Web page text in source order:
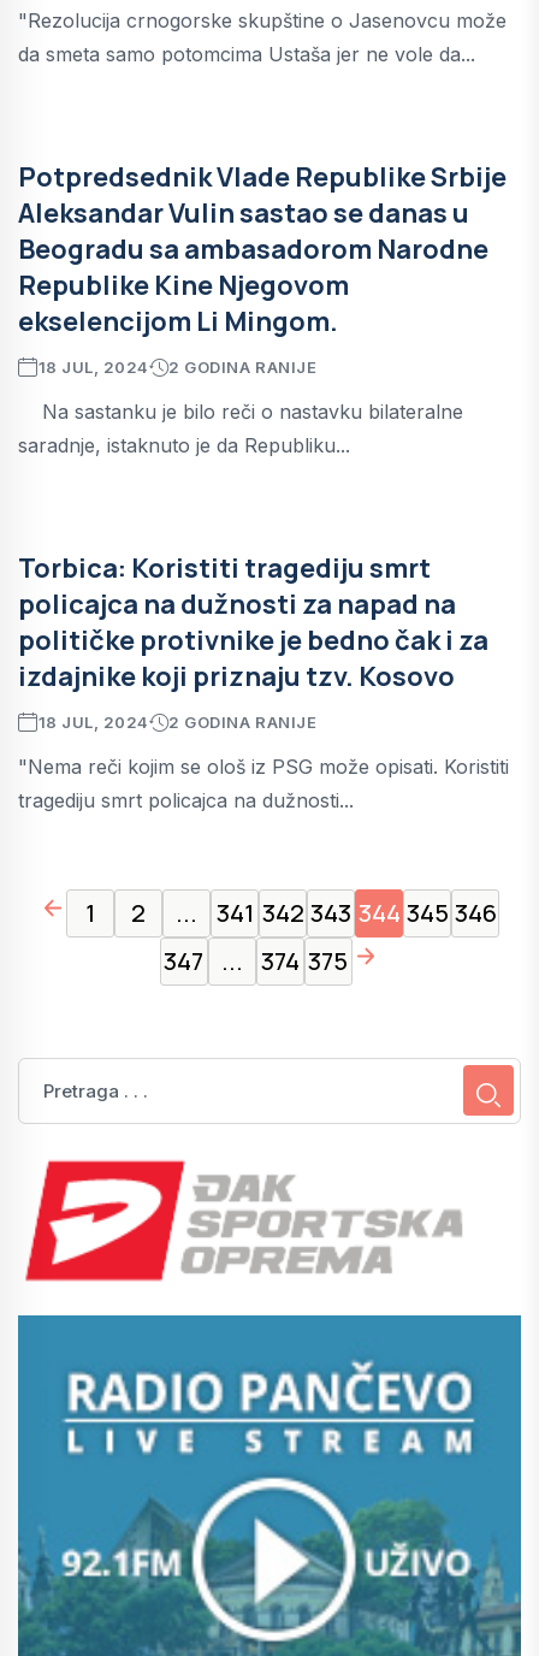
"Rezolucija crnogorske skupštine o Jasenovcu može
da smeta samo potomcima Ustaša jer ne vole da...
Potpredsednik Vlade Republike Srbije
Aleksandar Vulin sastao se danas u
Beogradu sa ambasadorom Narodne
Republike Kine Njegovom
ekselencijom Li Mingom.
18 JUL, 2024 2 GODINA RANIJE
Na sastanku je bilo reči o nastavku bilateralne
saradnje, istaknuto je da Republiku...
Torbica: Koristiti tragediju smrt
policajca na dužnosti za napad na
političke protivnike je bedno čak i za
izdajnike koji priznaju tzv. Kosovo
18 JUL, 2024 2 GODINA RANIJE
"Nema reči kojim se ološ iz PSG može opisati. Koristiti
tragediju smrt policajca na dužnosti...
page left arrow
1 2 ... 341 342 343 344 345 346
347
... 374 375